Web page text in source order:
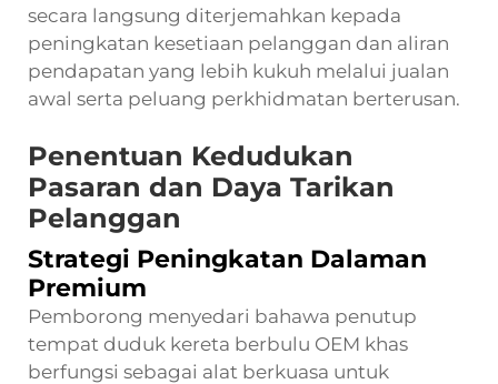
secara langsung diterjemahkan kepada
peningkatan kesetiaan pelanggan dan aliran
pendapatan yang lebih kukuh melalui jualan
awal serta peluang perkhidmatan berterusan.
Penentuan Kedudukan
Pasaran dan Daya Tarikan
Pelanggan
Strategi Peningkatan Dalaman
Premium
Pemborong menyedari bahawa penutup
tempat duduk kereta berbulu OEM khas
berfungsi sebagai alat berkuasa untuk